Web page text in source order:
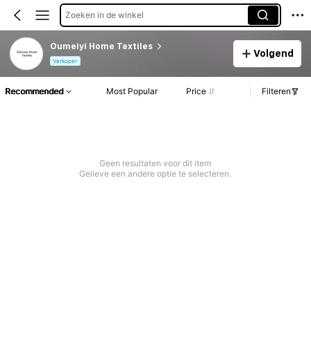
Zoeken in de winkel
Oumeiyi Home Textiles
Verkoper
Volgend
Recommended Most Popular Price Filteren
Geen resultaten voor dit item
Gelieve een andere optie te selecteren.